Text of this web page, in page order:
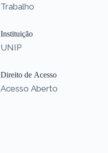
Trabalho
Instituição
UNIP
Direito de Acesso
Acesso Aberto